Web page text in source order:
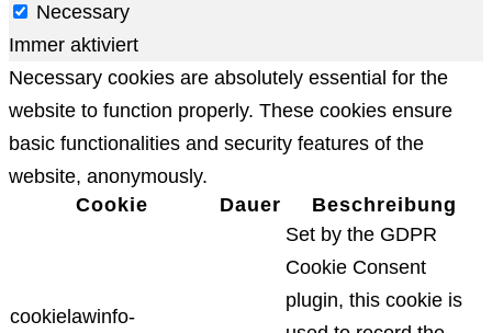
Necessary
Immer aktiviert
Necessary cookies are absolutely essential for the
website to function properly. These cookies ensure
basic functionalities and security features of the
website, anonymously.
Cookie
Dauer Beschreibung
cookielawinfo-
Set by the GDPR
Cookie Consent
plugin, this cookie is